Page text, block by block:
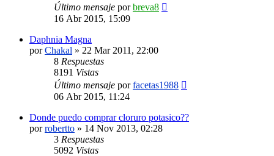
Último mensaje porbreva8
16 Abr 2015, 15:09
Daphnia Magna
porChakal » 22 Mar 2011, 22:00
8 Respuestas
8191 Vistas
Último mensaje porfacetas1988
06 Abr 2015, 11:24
Donde puedo comprar cloruro potasico??
porrobertto » 14 Nov 2013, 02:28
3 Respuestas
5092 Vistas